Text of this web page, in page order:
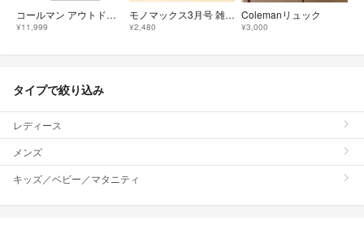
コールマン アウトドアワゴン NX●ライトグレー アウトドアキャリー カート
¥11,999
モノマックス3月号 雑誌＋付録 コールマン お財布ショルダーバッグ
¥2,480
Colemanリュック
¥3,000
タイプで絞り込み
レディース
メンズ
キッズ／ベビー／マタニティ